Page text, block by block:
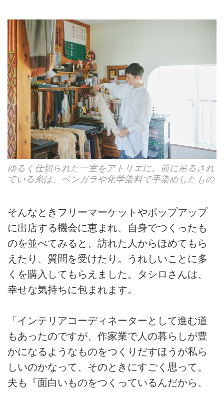
ゆるく仕切られた一室をアトリエに。前に吊るされ
ている糸は、ベンガラや化学染料で手染めしたもの
そんなときフリーマーケットやポップアップ
に出店する機会に恵まれ、自身でつくったも
のを並べてみると、訪れた人からほめてもら
えたり、質問を受けたり。うれしいことに多
くを購入してもらえました。タシロさんは、
幸せな気持ちに包まれます。
「インテリアコーディネーターとして進む道
もあったのですが、作家業で人の暮らしが豊
かになるようなものをつくりだすほうが私ら
しいのかなって、そのときにすごく思って。
夫も『面白いものをつくっているんだから、